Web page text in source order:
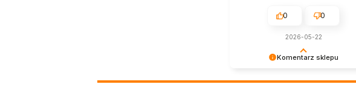
Komentarz sklepu
0 0
2026-05-22